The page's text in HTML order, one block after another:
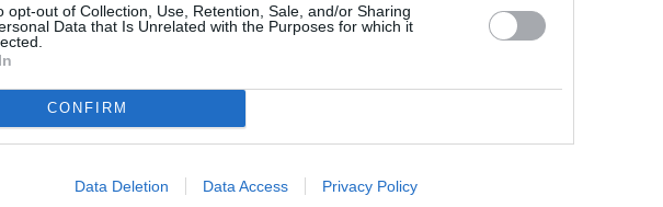
opt-out of Collection, Use, Retention, Sale, and/or Sharing
Data that Is Unrelated with the Purposes for which it
CONFIRM
Data Deletion Data Access Privacy Policy
Next article
Incidente mortale in via Emilia tra
Anzola dell’Emilia e Castelfranco